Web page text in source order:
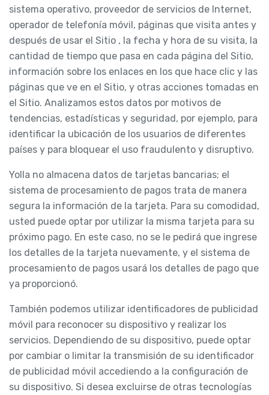
sistema operativo, proveedor de servicios de Internet,
operador de telefonía móvil, páginas que visita antes y
después de usar el Sitio , la fecha y hora de su visita, la
cantidad de tiempo que pasa en cada página del Sitio,
información sobre los enlaces en los que hace clic y las
páginas que ve en el Sitio, y otras acciones tomadas en
el Sitio. Analizamos estos datos por motivos de
tendencias, estadísticas y seguridad, por ejemplo, para
identificar la ubicación de los usuarios de diferentes
países y para bloquear el uso fraudulento y disruptivo.
Yolla no almacena datos de tarjetas bancarias; el
sistema de procesamiento de pagos trata de manera
segura la información de la tarjeta. Para su comodidad,
usted puede optar por utilizar la misma tarjeta para su
próximo pago. En este caso, no se le pedirá que ingrese
los detalles de la tarjeta nuevamente, y el sistema de
procesamiento de pagos usará los detalles de pago que
ya proporcionó.
También podemos utilizar identificadores de publicidad
móvil para reconocer su dispositivo y realizar los
servicios. Dependiendo de su dispositivo, puede optar
por cambiar o limitar la transmisión de su identificador
de publicidad móvil accediendo a la configuración de
su dispositivo. Si desea excluirse de otras tecnologías